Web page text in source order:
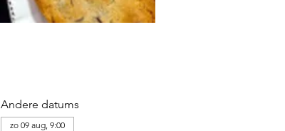
Andere datums
zo 09 aug, 9:00